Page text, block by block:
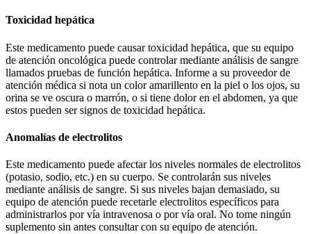
Toxicidad hepática
Este medicamento puede causar toxicidad hepática, que su equipo
de atención oncológica puede controlar mediante análisis de sangre
llamados pruebas de función hepática. Informe a su proveedor de
atención médica si nota un color amarillento en la piel o los ojos, su
orina se ve oscura o marrón, o si tiene dolor en el abdomen, ya que
estos pueden ser signos de toxicidad hepática.
Anomalías de electrolitos
Este medicamento puede afectar los niveles normales de electrolitos
(potasio, sodio, etc.) en su cuerpo. Se controlarán sus niveles
mediante análisis de sangre. Si sus niveles bajan demasiado, su
equipo de atención puede recetarle electrolitos específicos para
administrarlos por vía intravenosa o por vía oral. No tome ningún
suplemento sin antes consultar con su equipo de atención.